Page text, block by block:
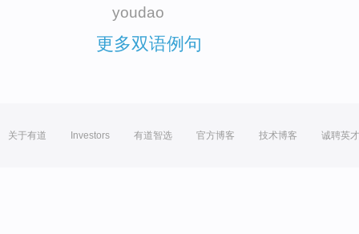
youdao
更多双语例句
关于有道 Investors 有道智选 官方博客 技术博客 诚聘英才